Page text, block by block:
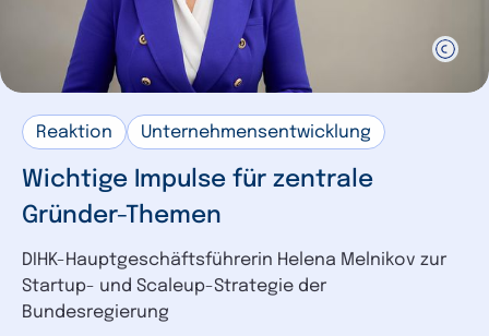
Reaktion Unternehmensentwicklung
Wichtige Impulse für zentrale
Gründer-Themen
DIHK-Hauptgeschäftsführerin Helena Melnikov zur
Startup- und Scaleup-Strategie der
Bundesregierung